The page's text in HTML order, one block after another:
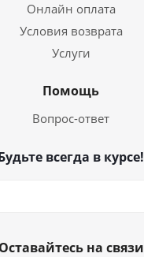
Онлайн оплата
Условия возврата
Услуги
Помощь
Вопрос-ответ
всегда в курсе!
Оставайтесь на связи